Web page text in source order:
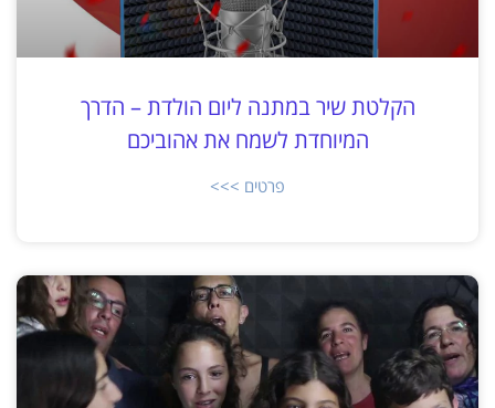
הקלטת שיר במתנה ליום הולדת – הדרך
המיוחדת לשמח את אהוביכם
פרטים >>>